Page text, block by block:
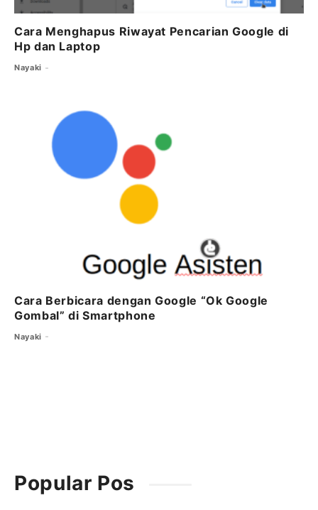
Cara Menghapus Riwayat Pencarian Google di
Hp dan Laptop
Nayaki
Cara Berbicara dengan Google “Ok Google
Gombal” di Smartphone
Nayaki
Popular Pos